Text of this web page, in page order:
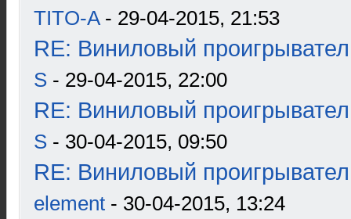
TITO-A- 29-04-2015, 21:53
RE: Виниловый
S - 29-04-2015, 22:00
RE: Виниловый
S - 30-04-2015, 09:50
RE: Виниловый
element - 30-04-2015, 13:24